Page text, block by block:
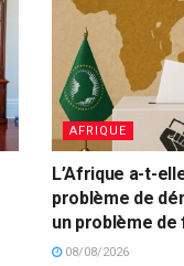
AFRIQUE
L’Afrique a-t-
problème de
un problème de
08/08/2026